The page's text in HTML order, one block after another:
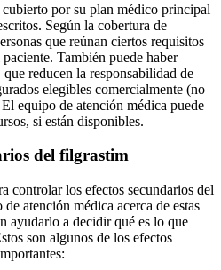
por su plan médico principal
Según la cobertura de
que reúnan ciertos requisitos
También puede haber
reducen la responsabilidad de
elegibles comercialmente (no
equipo de atención médica puede
si están disponibles.
del filgrastim
controlar los efectos secundarios del
atención médica acerca de estas
ayudarlo a decidir qué es lo que
son algunos de los efectos